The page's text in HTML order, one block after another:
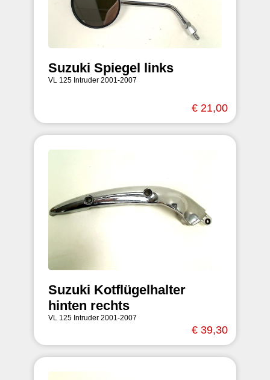
Suzuki Spiegel links
VL 125 Intruder 2001-2007
€ 21,00
Suzuki Kotflügelhalter
hinten rechts
VL 125 Intruder 2001-2007
€ 39,30